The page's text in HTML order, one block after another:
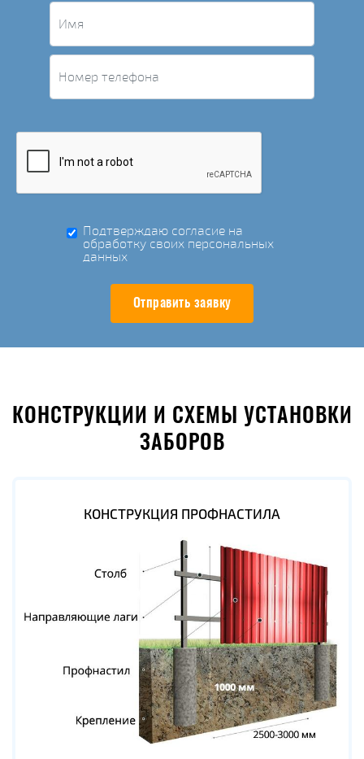
Подтверждаю согласие на
обработку своих персональных
данных
Отправить заявку
КОНСТРУКЦИИ И СХЕМЫ УСТАНОВКИ
ЗАБОРОВ
КОНСТРУКЦИЯ ПРОФНАСТИЛА